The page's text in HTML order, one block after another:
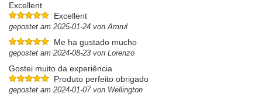
Excellent
Excellent
gepostet am 2025-01-24 von Amrul
Me ha gustado mucho
gepostet am 2024-08-23 von Lorenzo
Gostei muito da experiência
Produto perfeito obrigado
gepostet am 2024-01-07 von Wellington